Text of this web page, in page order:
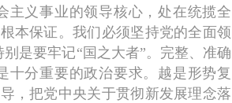
主义事业的领导核心，处在统揽全
本保证。我们必须坚持党的全面领
是要牢记“国之大者”。完整、准确
十分重要的政治要求。越是形势复
，把党中央关于贯彻新发展理念落